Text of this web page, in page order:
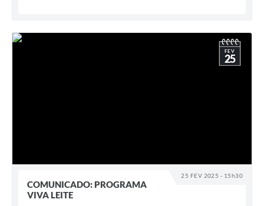
25 FEV 2025 - 15h30
FEV
25
COMUNICADO: PROGRAMA
VIVA LEITE